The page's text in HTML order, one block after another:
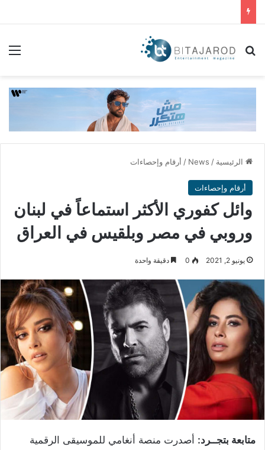
بحث عن
الرئيسية /
News
/ أرقام وإحصاءات
أرقام وإحصاءات
وائل كفوري الأكثر استماعاً في لبنان
وروبي في مصر وبلقيس في العراق
يونيو 2, 2021 0 دقيقة واحدة
متابعة بتجــرد: أصدرت منصة أنغامي للموسيقى الرقمية